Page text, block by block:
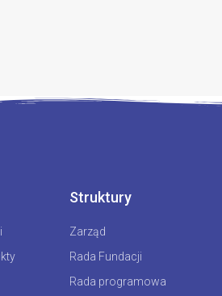
Struktury
Zarząd
Rada Fundacji
Rada programowa